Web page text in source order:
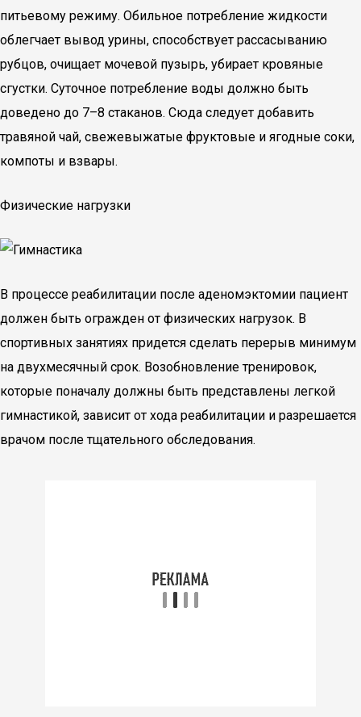
питьевому режиму. Обильное потребление жидкости
облегчает вывод урины, способствует рассасыванию
рубцов, очищает мочевой пузырь, убирает кровяные
сгустки. Суточное потребление воды должно быть
доведено до 7–8 стаканов. Сюда следует добавить
травяной чай, свежевыжатые фруктовые и ягодные соки,
компоты и взвары.
Физические нагрузки
В процессе реабилитации после аденомэктомии пациент
должен быть огражден от физических нагрузок. В
спортивных занятиях придется сделать перерыв минимум
на двухмесячный срок. Возобновление тренировок,
которые поначалу должны быть представлены легкой
гимнастикой, зависит от хода реабилитации и разрешается
врачом после тщательного обследования.